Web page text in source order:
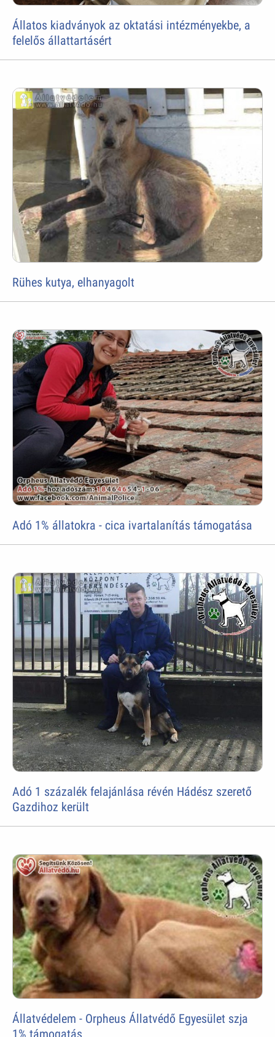
Állatos kiadványok az oktatási intézményekbe, a
felelős állattartásért
Rühes kutya, elhanyagolt
Adó 1% állatokra - cica ivartalanítás támogatása
Adó 1 százalék felajánlása révén Hádész szerető
Gazdihoz került
Állatvédelem - Orpheus Állatvédő Egyesület szja
1% támogatás